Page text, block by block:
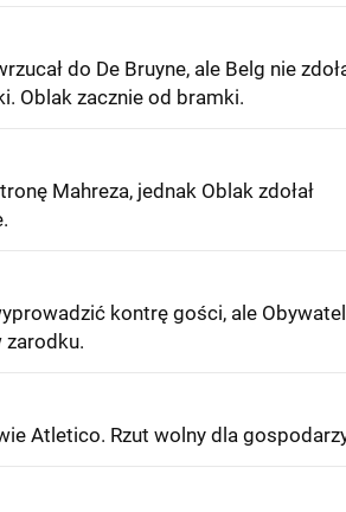
do De Bruyne, ale Belg nie
Oblak zacznie od bramki.
Mahreza, jednak Oblak zdołał
kontrę gości, ale
zarodku.
Atletico. Rzut wolny dla